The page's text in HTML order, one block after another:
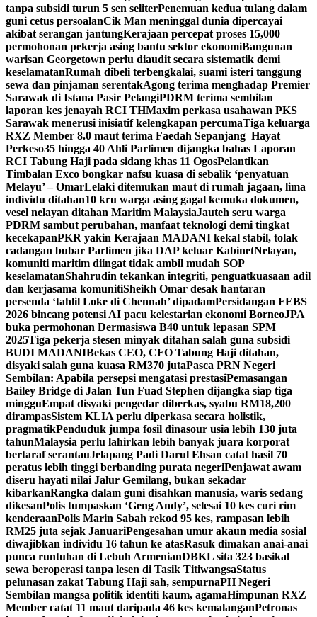
tanpa subsidi turun 5 sen seliterPenemuan kedua tulang dalam
guni cetus persoalanCik Man meninggal dunia dipercayai
akibat serangan jantungKerajaan percepat proses 15,000
permohonan pekerja asing bantu sektor ekonomiBangunan
warisan Georgetown perlu diaudit secara sistematik demi
keselamatanRumah dibeli terbengkalai, suami isteri tanggung
sewa dan pinjaman serentakAgong terima menghadap Premier
Sarawak di Istana Pasir PelangiPDRM terima sembilan
laporan kes jenayah RCI THMaxim perkasa usahawan PKS
Sarawak menerusi inisiatif kelengkapan percumaTiga keluarga
RXZ Member 8.0 maut terima Faedah Sepanjang Hayat
Perkeso35 hingga 40 Ahli Parlimen dijangka bahas Laporan
RCI Tabung Haji pada sidang khas 11 OgosPelantikan
Timbalan Exco bongkar nafsu kuasa di sebalik ‘penyatuan
Melayu’ – OmarLelaki ditemukan maut di rumah jagaan, lima
individu ditahan10 kru warga asing gagal kemuka dokumen,
vesel nelayan ditahan Maritim MalaysiaJauteh seru warga
PDRM sambut perubahan, manfaat teknologi demi tingkat
kecekapanPKR yakin Kerajaan MADANI kekal stabil, tolak
cadangan bubar Parlimen jika DAP keluar KabinetNelayan,
komuniti maritim diingat tidak ambil mudah SOP
keselamatanShahrudin tekankan integriti, penguatkuasaan adil
dan kerjasama komunitiSheikh Omar desak hantaran
persenda ‘tahlil Loke di Chennah’ dipadamPersidangan FEBS
2026 bincang potensi AI pacu kelestarian ekonomi BorneoJPA
buka permohonan Dermasiswa B40 untuk lepasan SPM
2025Tiga pekerja stesen minyak ditahan salah guna subsidi
BUDI MADANIBekas CEO, CFO Tabung Haji ditahan,
disyaki salah guna kuasa RM370 jutaPasca PRN Negeri
Sembilan: Apabila persepsi mengatasi prestasiPemasangan
Bailey Bridge di Jalan Tun Fuad Stephen dijangka siap tiga
mingguEmpat disyaki pengedar diberkas, syabu RM18,200
dirampasSistem KLIA perlu diperkasa secara holistik,
pragmatikPenduduk jumpa fosil dinasour usia lebih 130 juta
tahunMalaysia perlu lahirkan lebih banyak juara korporat
bertaraf serantauJelapang Padi Darul Ehsan catat hasil 70
peratus lebih tinggi berbanding purata negeriPenjawat awam
diseru hayati nilai Jalur Gemilang, bukan sekadar
kibarkanRangka dalam guni disahkan manusia, waris sedang
dikesanPolis tumpaskan ‘Geng Andy’, selesai 10 kes curi rim
kenderaanPolis Marin Sabah rekod 95 kes, rampasan lebih
RM25 juta sejak JanuariPengesahan umur akaun media sosial
diwajibkan individu 16 tahun ke atasRasuk dimakan anai-anai
punca runtuhan di Lebuh ArmenianDBKL sita 323 basikal
sewa beroperasi tanpa lesen di Tasik TitiwangsaStatus
pelunasan zakat Tabung Haji sah, sempurnaPH Negeri
Sembilan mangsa politik identiti kaum, agamaHimpunan RXZ
Member catat 11 maut daripada 46 kes kemalanganPetronas